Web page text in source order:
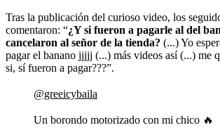
Tras la publicación del curioso video, los
comentaron: “¿Y si fueron a pagarle al del
cancelaron al señor de la tienda? (...) Yo
pagar el banano jjjjj (...) más videos así (...) me
si, sí fueron a pagar???”.
@greeicybaila
Un borondo motorizado con mi chico 🔥